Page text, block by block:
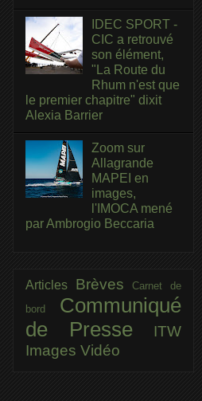
IDEC SPORT -
CIC a retrouvé
son élément,
"La Route du
Rhum n'est que
le premier chapitre" dixit
Alexia Barrier
Zoom sur
Allagrande
MAPEI en
images,
l'IMOCA mené
par Ambrogio Beccaria
Articles BrèvesCarnet de
bord Communiqué
de Presse
ITW
Images Vidéo